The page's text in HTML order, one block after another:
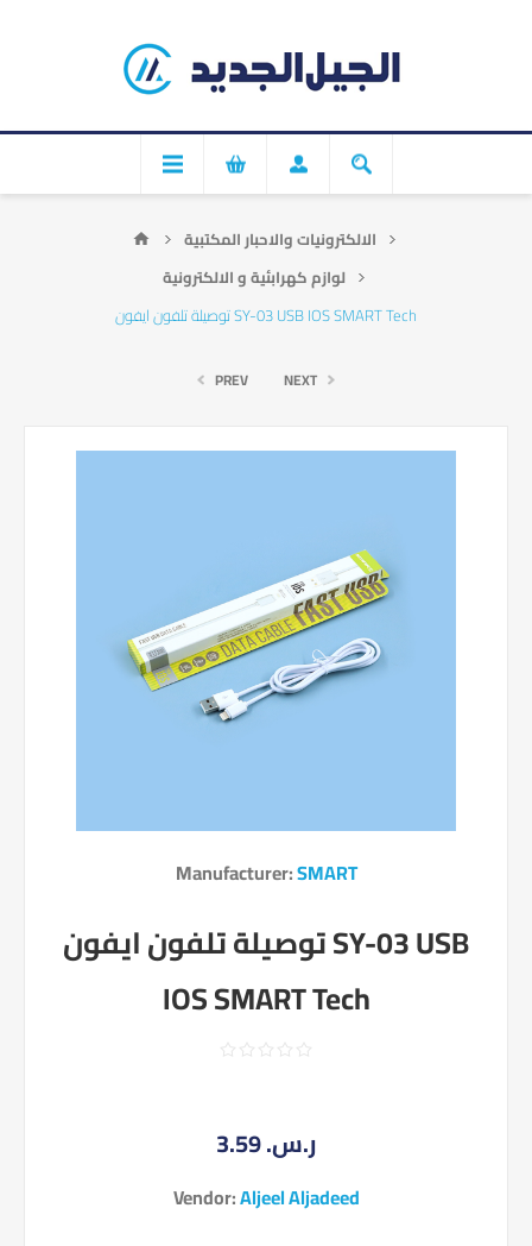
الالكترونيات والاحبار المكتبية
لوازم كهرابئية و الالكترونية
توصيلة تلفون ايفون SY-03 USB IOS SMART Tech
PREV NEXT
Manufacturer:SMART
توصيلة تلفون ايفون SY-03 USB
IOS SMART Tech
3.59 ر.س.‏
Vendor:Aljeel Aljadeed